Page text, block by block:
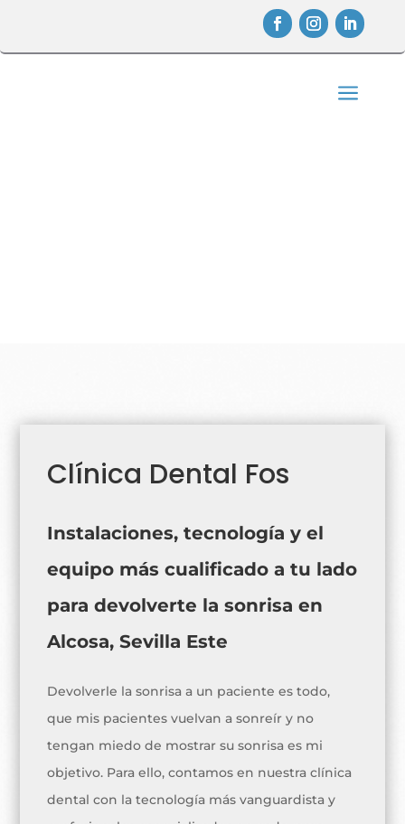
a
Clínica Dental Fos
Instalaciones, tecnología y el
equipo más cualificado a tu lado
para devolverte la sonrisa en
Alcosa, Sevilla Este
Devolverle la sonrisa a un paciente es todo,
que mis pacientes vuelvan a sonreír y no
tengan miedo de mostrar su sonrisa es mi
objetivo. Para ello, contamos en nuestra clínica
dental con la tecnología más vanguardista y